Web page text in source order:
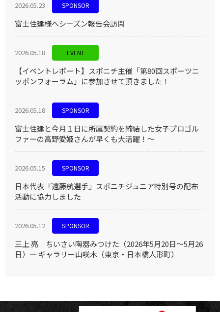
2026.05.23 SPONSOR
富士住建様へシーズン報告会訪問
2026.05.18 EVENT
【イベントレポート】スポニチ主催「第80回スポーツニ
ッポンフォーラム」に参加させて頂きました！
2026.05.18 SPONSOR
富士住建と今月１日に所属契約を締結した女子プロゴル
ファーの高野愛姫さんが早くも大活躍！〜
2026.05.15 SPONSOR
日本代表『遠藤航選手』スポニチジュニア特別号の配布
活動に協力しました
2026.05.12 SPONSOR
三上 亮 ちいさい陶器みつけた（2026年5月20日〜5月26
日）― ギャラリー山咲木（東京・日本橋人形町）